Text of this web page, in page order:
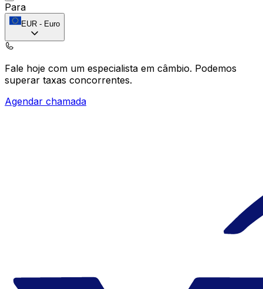
Para
EUR - Euro
Fale hoje com um especialista em câmbio. Podemos
superar taxas concorrentes.
Agendar chamada